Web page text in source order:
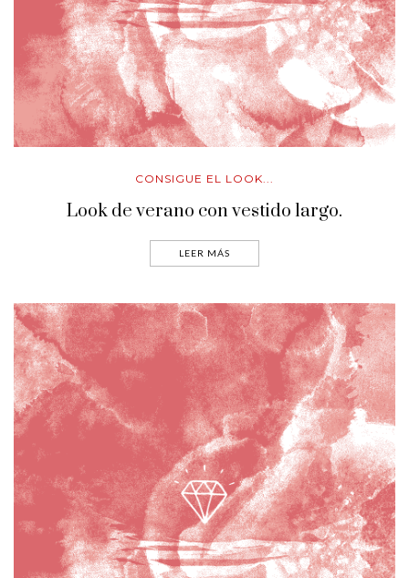
CONSIGUE EL LOOK...
Look de verano con vestido largo.
LEER MÁS